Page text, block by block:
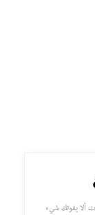
ألا يفوتك شيء